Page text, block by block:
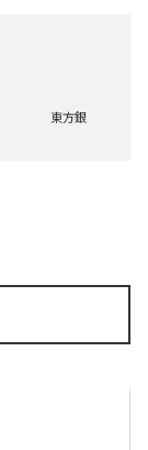
東方銀